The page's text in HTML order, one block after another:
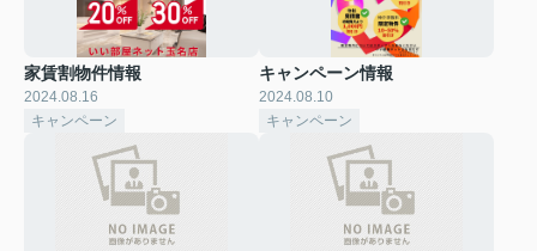
家賃割物件情報
2024.08.16
キャンペーン
キャンペーン情報
2024.08.10
キャンペーン